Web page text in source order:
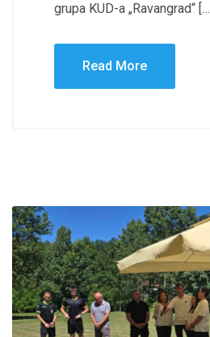
grupa KUD-a „Ravangrad“ […]
Read More